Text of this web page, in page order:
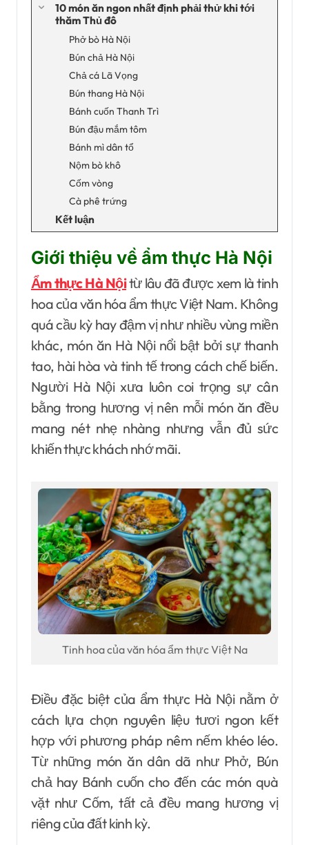
10 món ăn ngon nhất định phải thử khi tới
thăm Thủ đô
Phở bò Hà Nội
Bún chả Hà Nội
Chả cá Lã Vọng
Bún thang Hà Nội
Bánh cuốn Thanh Trì
Bún đậu mắm tôm
Bánh mì dân tổ
Nộm bò khô
Cốm vòng
Cà phê trứng
Kết luận
Giới thiệu về ẩm thực Hà Nội
Ẩm thực Hà Nộitừ lâu đã được xem là tinh
hoa của văn hóa ẩm thực Việt Nam. Không
quá cầu kỳ hay đậm vị như nhiều vùng miền
khác, món ăn Hà Nội nổi bật bởi sự thanh
tao, hài hòa và tinh tế trong cách chế biến.
Người Hà Nội xưa luôn coi trọng sự cân
bằng trong hương vị nên mỗi món ăn đều
mang nét nhẹ nhàng nhưng vẫn đủ sức
khiến thực khách nhớ mãi.
Tinh hoa của văn hóa ẩm thực Việt Na
Điều đặc biệt của ẩm thực Hà Nội nằm ở
cách lựa chọn nguyên liệu tươi ngon kết
hợp với phương pháp nêm nếm khéo léo.
Từ những món ăn dân dã như Phở, Bún
chả hay Bánh cuốn cho đến các món quà
vặt như Cốm, tất cả đều mang hương vị
riêng của đất kinh kỳ.